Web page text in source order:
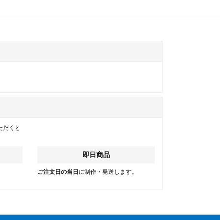
だくと
即日商品
ご注文日の当日 に制作・発送します。